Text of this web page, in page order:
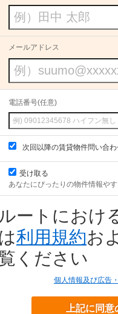
メールアドレス
電話番号(任意)
次回以降の賃貸物件問い合
受け取る
あなたにぴったりの物件情報や
ートにおけ
利用規約お
ください
個人情報及び広告
上記に同